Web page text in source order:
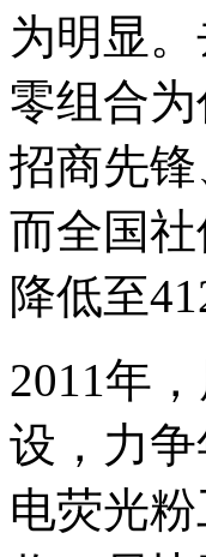
为明显
零组合
招商先锋
而全国
降低至
2011年
设，力
电荧光